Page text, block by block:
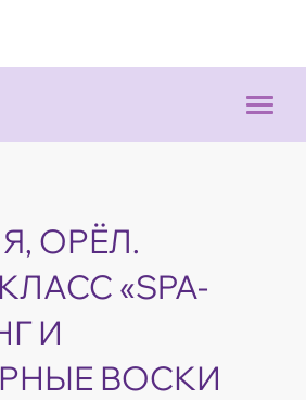
ОРЁЛ.
«SPA-
И
ВОСКИ